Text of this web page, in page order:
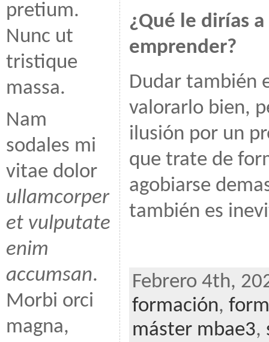
pretium.
Nunc ut
tristique
massa.
Nam
sodales mi
vitae dolor
ullamcorper
et vulputate
enim
accumsan.
Morbi orci
magna,
¿Qué le dirías
emprender?
Dudar también
valorarlo bien,
ilusión por un
que trate de
agobiarse
también es
Febrero 4th,
formación,
máster mbae3,